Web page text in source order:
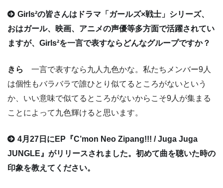
Girls²の皆さんはドラマ「ガールズ×戦士」シリーズ、
おはガール、映画、アニメの声優等多方面で活躍されてい
ますが、Girls²を一言で表すならどんなグループですか？
きら
一言で表すなら九人九色かな。私たちメンバー9人
は個性もバラバラで誰ひとり似てるところがないという
か、いい意味で似てるところがないからこそ9人が集まる
ことによって九色輝けると思います。
4月27日にEP『C’mon Neo Zipang!!! / Juga Juga
JUNGLE』がリリースされました。初めて曲を聴いた時の
印象を教えてください。